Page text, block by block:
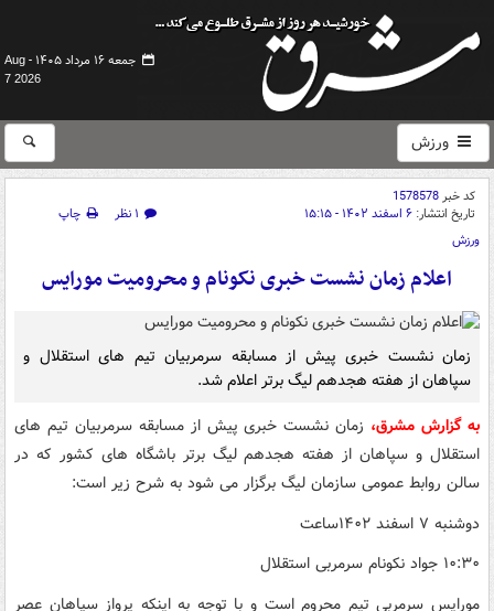
جمعه ۱۶ مرداد ۱۴۰۵ -
Aug
7 2026
ورزش
کد خبر1578578
تاریخ انتشار: ۶ اسفند ۱۴۰۲ - ۱۵:۱۵ ۱ نظر
چاپ
ورزش
اعلام زمان نشست خبری نکونام و محرومیت مورایس
زمان نشست خبری پیش از مسابقه سرمربیان تیم های استقلال و
سپاهان از هفته هجدهم لیگ برتر اعلام شد.
به گزارش مشرق، زمان نشست خبری پیش از مسابقه سرمربیان تیم های
استقلال و سپاهان از هفته هجدهم لیگ برتر باشگاه های کشور که در
سالن روابط عمومی سازمان لیگ برگزار می شود به شرح زیر است:
دوشنبه ۷ اسفند ۱۴۰۲ساعت
۱۰:۳۰ جواد نکونام سرمربی استقلال
مورایس سرمربی تیم محروم است و با توجه به اینکه پرواز سپاهان عصر